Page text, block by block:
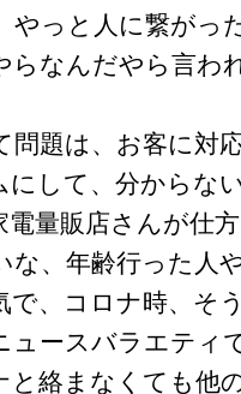
やっと人に繋がっ
らなんだやら言わ
問題は、お客に対
にして、分からな
電量販店さんが仕
な、年齢行った人
で、コロナ時、そ
ュースバラエティ
と絡まなくても他